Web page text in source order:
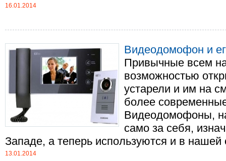
16.01.2014
Видеодомофон и
Привычные всем
возможностью
устарели и им на
более
Видеодомофоны,
само за себя,
Западе, а теперь используются и в нашей
13.01.2014